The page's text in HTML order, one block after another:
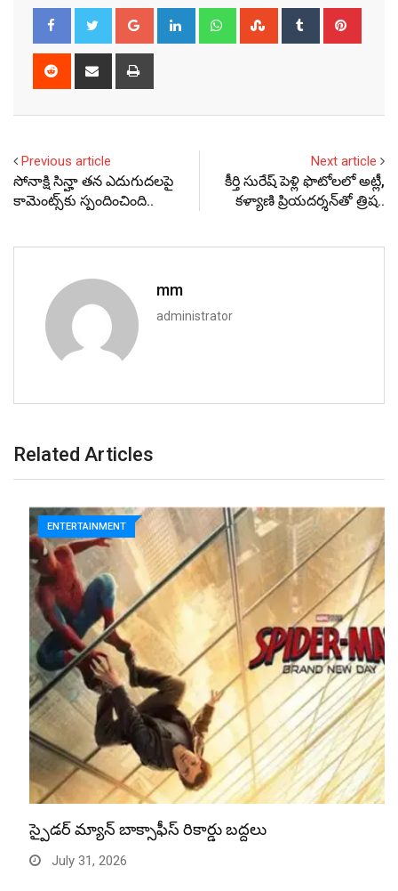
Google+ LinkedIn WhatsappStumbleUpon
Tumblr
Reddit
Share
Previous article
సోనాక్షి సిన్హా తన ఎదుగుదలపై
కామెంట్స్‌కు స్పందించింది..
Next article
కీర్తి సురేష్ పెళ్లి ఫొటోలలో అట్లీ,
కళ్యాణి ప్రియదర్శన్‌తో త్రిష..
mm
administrator
Related Articles
ENTERTAINMENT
స్పైడర్ మ్యాన్ బాక్సాఫీస్ రికార్డు బద్దలు
July 31, 2026